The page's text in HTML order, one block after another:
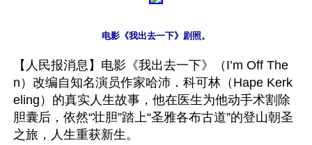
【人民报消息】电影《我出去一下》（I’m Off The
n）改编自知名演员作家哈沛．科可林（Hape Kerk
eling）的真实人生故事，他在医生为他动手术割除
胆囊后，依然“壮胆”踏上“圣雅各布古道”的登山朝圣
之旅，人生重获新生。